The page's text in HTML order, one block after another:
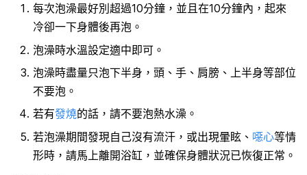
每次泡澡最好別超過10分鐘，並且在10分鐘內，起來
冷卻一下身體後再泡。
泡澡時水溫設定適中即可。
泡澡時盡量只泡下半身，頭、手、肩膀、上半身等部位
不要泡。
若有發燒的話，請不要泡熱水澡。
若泡澡期間發現自己沒有流汗，或出現暈眩、 噁心等情
形時，請馬上離開浴缸，並確保身體狀況已恢復正常。